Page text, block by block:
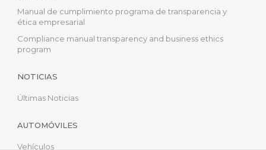
Manual de cumplimiento programa de transparencia y
ética empresarial
Compliance manual transparency and business ethics
program
NOTICIAS
Últimas Noticias
AUTOMÓVILES
Vehículos